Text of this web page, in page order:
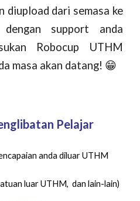
diupload dari semasa ke
dengan support anda
Robocup UTHM
masa akan datang! 😁
Pelajar
anda diluar UTHM
luar UTHM, dan lain-lain)